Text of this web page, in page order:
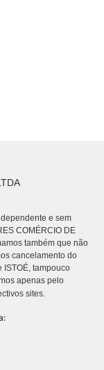
e sem
COMÉRCIO DE
também que não
cancelamento do
ISTOÉ, tampouco
apenas pelo
sites.